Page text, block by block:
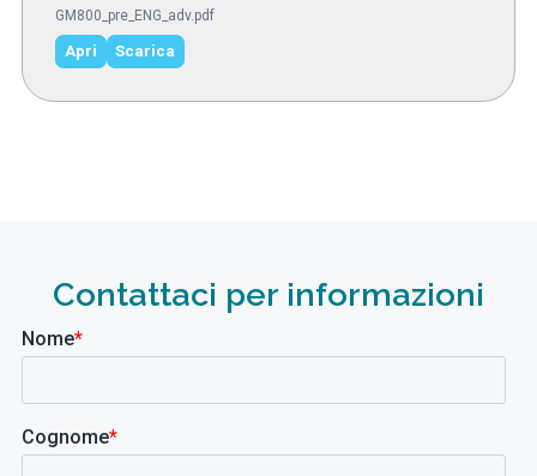
GM800_pre_ENG_adv.pdf
Apri Scarica
Contattaci per informazioni